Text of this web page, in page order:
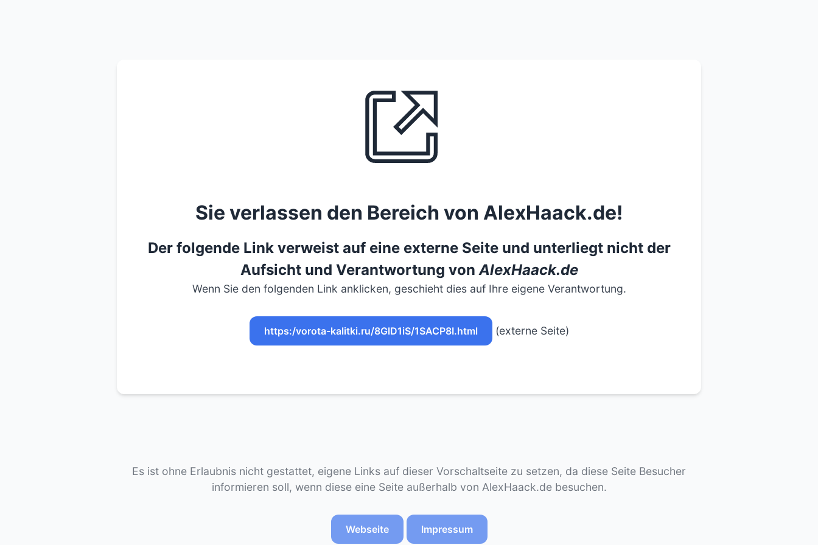
Sie verlassen den Bereich von AlexHaack.de!
Der folgende Link verweist auf eine externe Seite und unterliegt nicht der
Aufsicht und Verantwortung vonAlexHaack.de
Wenn Sie den folgenden Link anklicken, geschieht dies auf Ihre eigene Verantwortung.
https:/vorota-kalitki.ru/8GlD1iS/1SACP8I.html (externe Seite)
Es ist ohne Erlaubnis nicht gestattet, eigene Links auf dieser Vorschaltseite zu setzen, da diese Seite Besucher
informieren soll, wenn diese eine Seite außerhalb von AlexHaack.de besuchen.
Webseite Impressum